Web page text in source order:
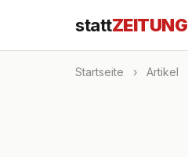
stattZEITUNG
Startseite › Artikel